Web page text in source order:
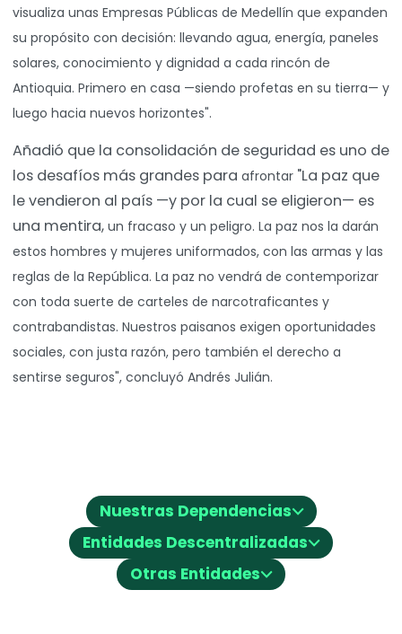
visualiza unas Empresas Públicas de Medellín que expanden
su propósito con decisión: llevando agua, energía, paneles
solares, conocimiento y dignidad a cada rincón de
Antioquia. Primero en casa —siendo profetas en su tierra— y
luego hacia nuevos horizontes".
Añadió que la consolidación de seguridad es uno de
los desafíos más grandes para afrontar "La paz que
le vendieron al país —y por la cual se eligieron— es
una mentira, un fracaso y un peligro. La paz nos la darán
estos hombres y mujeres uniformados, con las armas y las
reglas de la República. La paz no vendrá de contemporizar
con toda suerte de carteles de narcotraficantes y
contrabandistas. Nuestros paisanos exigen oportunidades
sociales, con justa razón, pero también el derecho a
sentirse seguros", concluyó Andrés Julián.
Nuestras Dependencias⌵
Entidades Descentralizadas⌵
Otras Entidades⌵